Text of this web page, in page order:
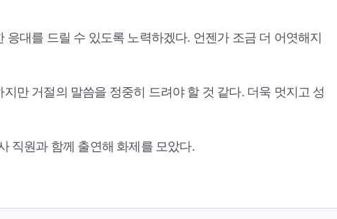
대를 드릴 수 있도록 노력하겠다. 언젠가 조금 더 어엿해지
만 거절의 말씀을 정중히 드려야 할 것 같다. 더욱 멋지고 성
직원과 함께 출연해 화제를 모았다.